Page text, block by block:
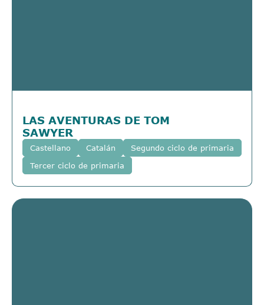
LAS AVENTURAS DE TOM
SAWYER
Castellano Catalán
Segundo ciclo de primaria
Tercer ciclo de primaria